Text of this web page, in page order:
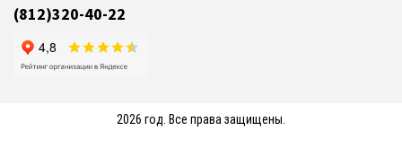
(812)320-40-22
2026 год. Все права защищены.